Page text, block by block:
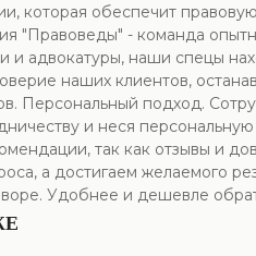
которая обеспечит
"Правоведы" - команда
и адвокатуры, наши спецы
наших клиентов,
Персональный подход.
и неся
так как отзывы и
а достигаем желаемого
Удобнее и дешевле